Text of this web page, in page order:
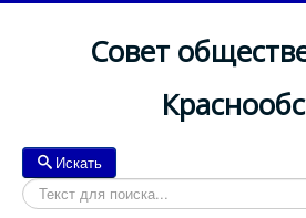
Совет
Искать